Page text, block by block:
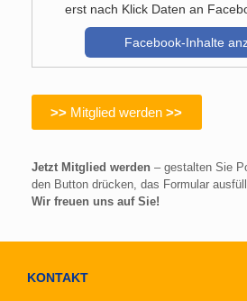
erst nach Klick Daten an
Facebook-Inhalte
>> Mitglied werden>>
Jetzt Mitglied werden – gestalten Sie
den Button drücken, das Formular
Wir freuen uns auf Sie!
KONTAKT